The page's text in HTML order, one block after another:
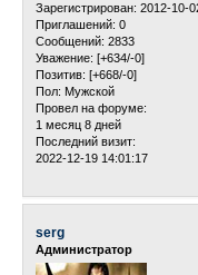
Зарегистрирован: 2012-10-
Приглашений: 0
Сообщений: 2833
Уважение: [+634/-0]
Позитив: [+668/-0]
Пол: Мужской
Провел на форуме:
1 месяц 8 дней
Последний визит:
2022-12-19 14:01:17
serg
Администратор